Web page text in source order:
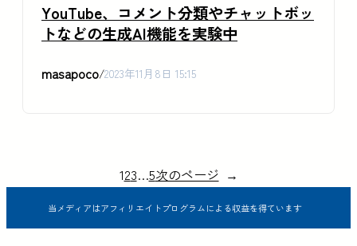
YouTube、コメント分類やチャットボッ
トなどの生成AI機能を実験中
masapoco/2023年11月8日 15:15
123…5次のページ →
当メディアはアフィリエイトプログラムによる収益を得ています